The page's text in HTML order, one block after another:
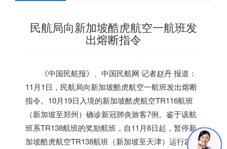
民航局向新加坡酷虎航空一航班发
出熔断指令
《中国民航报》、中国民航网 记者赵丹 报道：
11月1日，民航局向新加坡酷虎航空一航班发出熔断
指令。10月19日入境的新加坡酷虎航空TR116航班
（新加坡至郑州）确诊新冠肺炎旅客7例。鉴于该航
班系TR138航班的奖励航班，自11月8日起，暂停新
加坡酷虎航空TR138航班（新加坡至天津）运行2